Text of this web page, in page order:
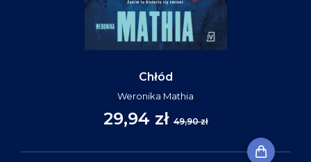
Chłód
Weronika Mathia
29,94 zł 49,90 zł